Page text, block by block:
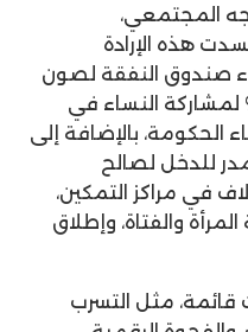
المجتمعي،
هذه الإرادة
صندوق النفقة لصون
الأسر، وتثبيت نسبة 35% لمشاركة النساء في
الحكومة، بالإضافة إلى
نشاط مدر للدخل لصالح
في مراكز التمكين،
والفتاة، وإطلاق
قائمة، مثل التسرب